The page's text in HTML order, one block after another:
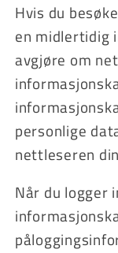
Hvis du
en midlertidig
avgjøre om
personlige
nettleseren
Når du logger